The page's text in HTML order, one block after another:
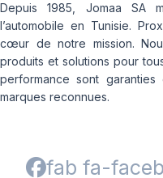
Depuis 1985, Jomaa SA
l’automobile en Tunisie.
cœur de notre mission.
produits et solutions pour
performance sont
marques reconnues.
fab fa-